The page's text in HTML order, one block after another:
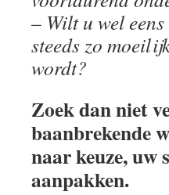
– Wilt u wel
steedszo
wordt?
Zoek dan niet
baanbrekende
naar keuze, uw
aanpakken.